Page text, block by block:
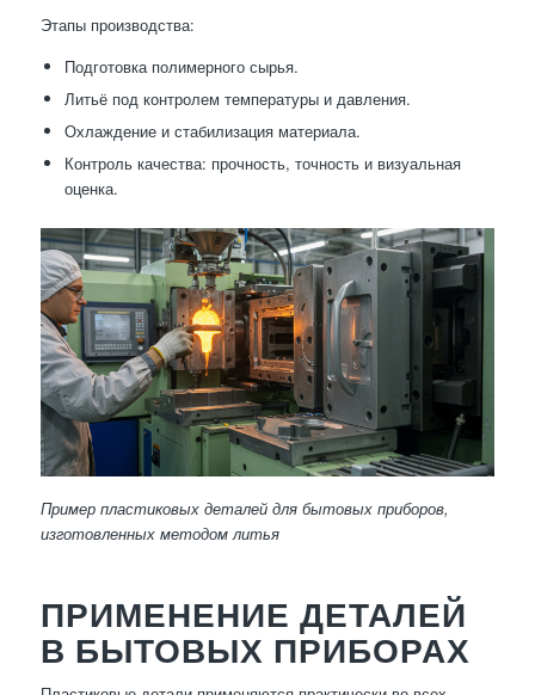
Этапы производства:
Подготовка полимерного сырья.
Литьё под контролем температуры и давления.
Охлаждение и стабилизация материала.
Контроль качества: прочность, точность и визуальная
оценка.
Пример пластиковых деталей для бытовых приборов,
изготовленных методом литья
ПРИМЕНЕНИЕ ДЕТАЛЕЙ
В БЫТОВЫХ ПРИБОРАХ